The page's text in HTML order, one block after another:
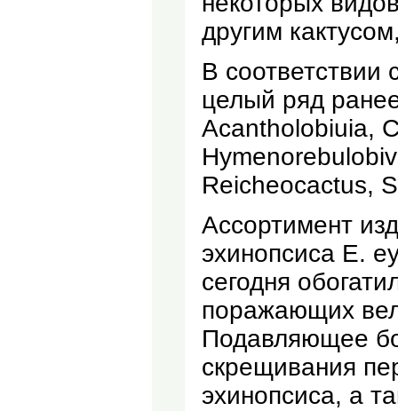
другим
В соответствии
целый ряд
Acantholobiuia,
Reicheocactus,
Ассортимент
эхинопсиса Е.
сегодня
поражающих
Подавляющее
скрещивания
эхинопсиса, а